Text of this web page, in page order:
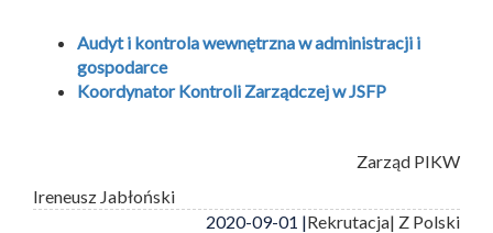
Audyt i kontrola wewnętrzna w administracji i
gospodarce
Koordynator Kontroli Zarządczej w JSFP
Zarząd PIKW
Ireneusz Jabłoński
2020-09-01 |Rekrutacja| Z Polski